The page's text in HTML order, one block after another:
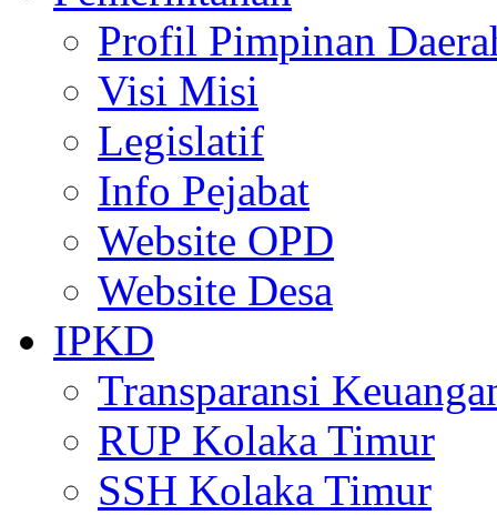
Profil Pimpinan
Visi Misi
Legislatif
Info Pejabat
Website OPD
Website Desa
IPKD
Transparansi
RUP Kolaka Timur
SSH Kolaka Timur